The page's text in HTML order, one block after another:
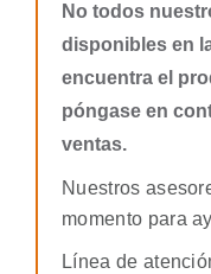
No todos
disponibles en
encuentra el
póngase en
ventas.
Nuestros
momento para
Línea de